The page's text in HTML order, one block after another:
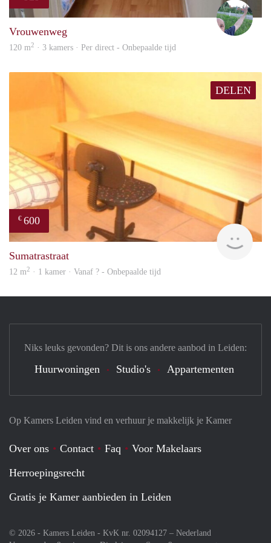
Vrouwenweg
120 m2 · 3 kamers · Per direct - Onbepaalde tijd
DELEN
€ 600
Sumatrastraat
12 m2 · 1 kamer · Vanaf ? - Onbepaalde tijd
Op Kamers Leiden vind en verhuur je makkelijk je Kamer
Over ons Contact Faq
Voor Makelaars
Herroepingsrecht
Gratis je Kamer aanbieden in Leiden
© 2026 - Kamers Leiden - KvK nr. 02094127 – Nederland
Niks leuks gevonden? Dit is ons andere aanbod in Leiden:
Huurwoningen Studio's Appartementen